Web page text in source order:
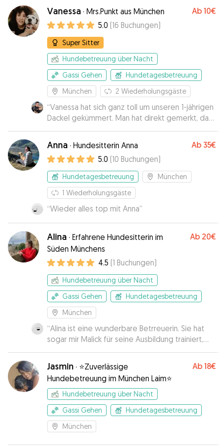
zurückgekommen. Tine hat neben Spaß und
Entspannung auch für Training gesorgt und dabei
auch an uns mit paar Bilder gedacht. Super
Betreuung.”
Vanessa · Mrs.Punkt aus München Ab 10€
5.0 (16 Buchungen)
Super Sitter
Hundebetreuung über Nacht
Gassi Gehen
Hundetagesbetreuung
München
2 Wiederholungsgäste
“Vanessa hat sich ganz toll um unseren 1-jährigen
Dackel gekümmert. Man hat direkt gemerkt, dass
sie sich super mit Hunden auskennt ☺️. Die
gesamte Kommunikation vorab, das erste
Kennenlern-Treffen und auch die Nachrichten
und Fotos in der Zeit, in der Carlos bei ihr war,
war super freundlich und herzlich. Wir haben
jederzeit ein gutes Gefühl gehabt. Carlos hat
sich direkt wohl gefühlt und ist nach kurzer Zeit
schon aufgetaut. Wir würden unseren Hund
jederzeit wieder bei Vanessa in die Betreuung
geben. Er selbst würde sich darüber bestimmt
richtig freuen. Vielen lieben Dank ☺️
Anna · Hundesitterin Anna Ab 35€
5.0 (10 Buchungen)
Hundetagesbetreuung
München
1 Wiederholungsgäste
“Wieder alles top mit Anna”
Alina · Erfahrene Hundesitterin im
Süden Münchens
Ab 20€
4.5 (1 Buchungen)
Hundebetreuung über Nacht
Gassi Gehen
Hundetagesbetreuung
München
“Alina ist eine wunderbare Betrreuerin. Sie hat
sogar mir Malick für seine Ausbildung trainiert,
was ich ganz toll fand. Malick freut sich schon auf
d’en naechsten Besuch hei Alina!
Jasmin · ⭐️Zuverlässige
Hundebetreuung im München Laim⭐️
Ab 18€
Hundebetreuung über Nacht
Gassi Gehen
Hundetagesbetreuung
München